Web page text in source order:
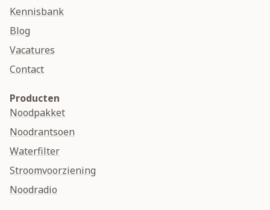
Kennisbank
Blog
Vacatures
Contact
Producten
Noodpakket
Noodrantsoen
Waterfilter
Stroomvoorziening
Noodradio